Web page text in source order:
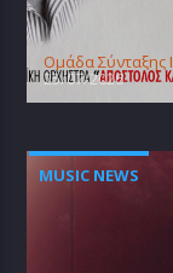
Oμάδα Σύνταξης Ι
25/07/2026
MUSIC NEWS